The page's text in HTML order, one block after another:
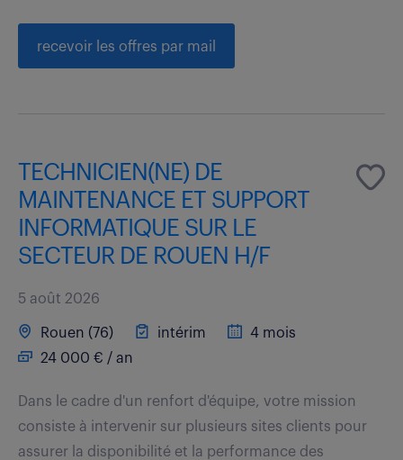
recevoir les offres par mail
TECHNICIEN(NE) DE
MAINTENANCE ET SUPPORT
INFORMATIQUE SUR LE
SECTEUR DE ROUEN H/F
5 août 2026
Rouen (76) intérim
4 mois
24 000 € / an
Dans le cadre d'un renfort d'équipe, votre mission
consiste à intervenir sur plusieurs sites clients pour
assurer la disponibilité et la performance des